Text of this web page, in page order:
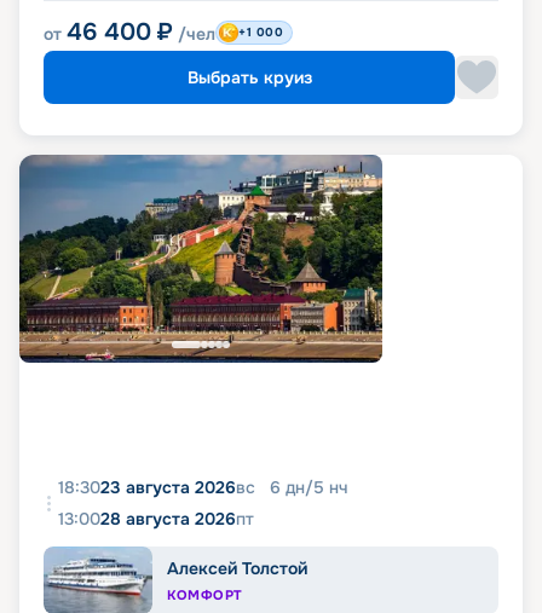
от 46 400 ₽ /чел +1 000
Выбрать круиз
18:3023 августа 2026вс 6 дн/5 нч
13:0028 августа 2026пт
Алексей Толстой
КОМФОРТ